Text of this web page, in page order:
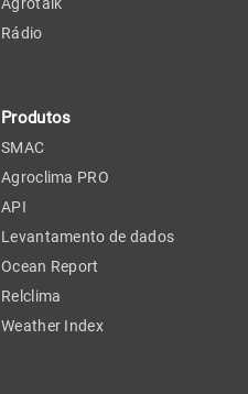
Agrotalk
Rádio
Produtos
SMAC
Agroclima PRO
API
Levantamento de dados
Ocean Report
Relclima
Weather Index